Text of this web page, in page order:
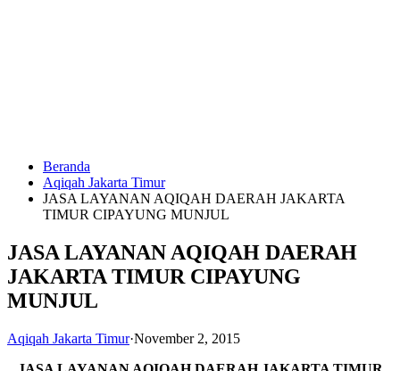
HUBUNGI
KAMI
0823
Beranda
Aqiqah Jakarta Timur
JASA LAYANAN AQIQAH DAERAH JAKARTA
TIMUR CIPAYUNG MUNJUL
JASA LAYANAN AQIQAH DAERAH
JAKARTA TIMUR CIPAYUNG
MUNJUL
Aqiqah Jakarta Timur·November 2, 2015